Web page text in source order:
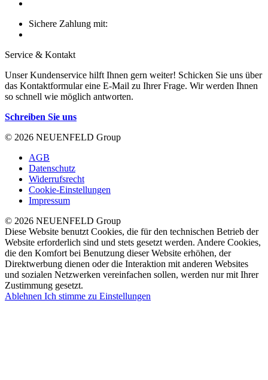
Sichere Zahlung mit:
Service & Kontakt
Unser Kundenservice hilft Ihnen gern weiter! Schicken Sie uns über
das Kontaktformular eine E-Mail zu Ihrer Frage. Wir werden Ihnen
so schnell wie möglich antworten.
Schreiben Sie uns
© 2026 NEUENFELD Group
AGB
Datenschutz
Widerrufsrecht
Cookie-Einstellungen
Impressum
© 2026 NEUENFELD Group
Diese Website benutzt Cookies, die für den technischen Betrieb der
Website erforderlich sind und stets gesetzt werden. Andere Cookies,
die den Komfort bei Benutzung dieser Website erhöhen, der
Direktwerbung dienen oder die Interaktion mit anderen Websites
und sozialen Netzwerken vereinfachen sollen, werden nur mit Ihrer
Zustimmung gesetzt.
Ablehnen Ich stimme zu Einstellungen